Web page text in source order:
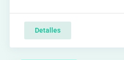
Detalles